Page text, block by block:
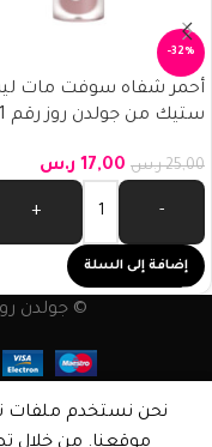
-32%
أحمر شفاه سوفت مات
ستيك من جولدن روز رقم 101
25,00 ر.س 17,00 ر.س
-
+
إضافة إلى السلة
© جولدن
نحن نستخدم ملفات